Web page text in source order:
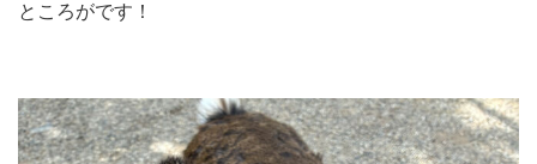
ところがです！